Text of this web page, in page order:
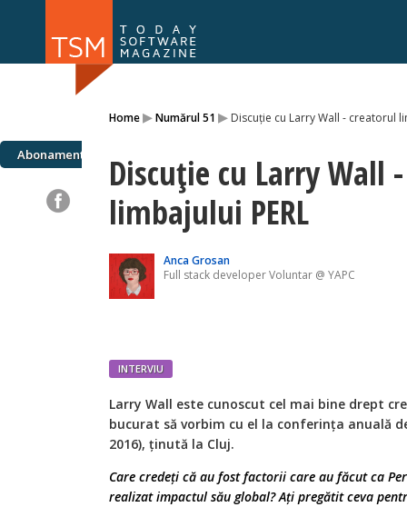
Home▸Numărul 51 ▸ Discuție cu Larry Wall - creatorul
Abonamente
Discuție cu Larry Wall
limbajului PERL
Anca Grosan
Full stack developer Voluntar @ YAPC
INTERVIU
Larry Wall este cunoscut cel mai bine drept
bucurat să vorbim cu el la conferința anuală de
2016), ținută la Cluj.
Care credeți că au fost factorii care au făcut ca
realizat impactul său global? Ați pregătit ceva